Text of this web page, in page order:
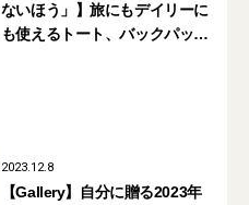
ないほう」】旅にもデイリーに
も使えるトート、バックパッ
2023.12.8
【Gallery】自分に贈る2023年